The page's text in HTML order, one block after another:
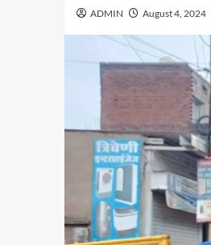
ADMIN August 4, 2024